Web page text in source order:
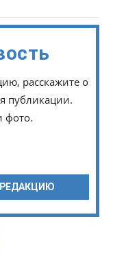
расскажите о
публикации.
фото.
РЕДАКЦИЮ